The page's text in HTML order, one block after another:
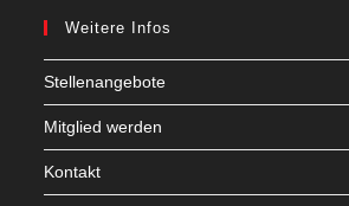
Weitere Infos
Stellenangebote
Mitglied werden
Kontakt